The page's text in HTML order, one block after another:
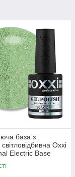
база з
Oxxi
Electric Base
зелений, 10